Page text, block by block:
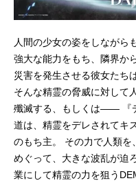
人間の少女の姿をしながら
強大な能力をもち、隣界か
災害を発生させる彼女たち
そんな精霊の脅威に対して
殲滅する、もしくは―― 『
道は、精霊をデレされてキ
のもち主。 その力で人類を
めぐって、大きな波乱が迫
業にして精霊の力を狙う